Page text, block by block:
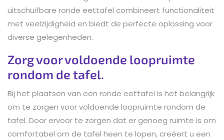
uitschuifbare ronde eettafel combineert functionaliteit
met veelzijdigheid en biedt de perfecte oplossing voor
diverse gelegenheden.
Zorg voor voldoende loopruimte
rondom de tafel.
Bij het plaatsen van een ronde eettafel is het belangrijk
om te zorgen voor voldoende loopruimte rondom de
tafel. Door ervoor te zorgen dat er genoeg ruimte is om
comfortabel om de tafel heen te lopen, creëert u een